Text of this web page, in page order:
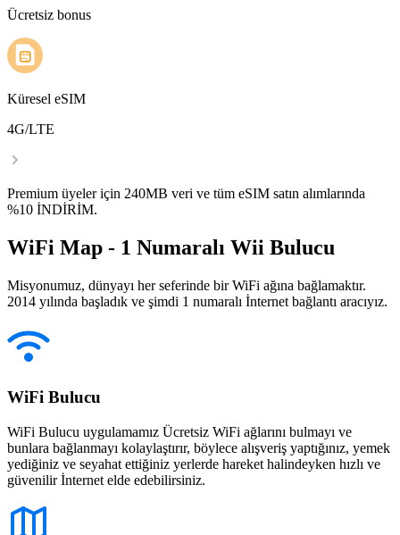
Ücretsiz bonus
Küresel eSIM
4G/LTE
Premium üyeler için 240MB veri ve tüm eSIM satın alımlarında
%10 İNDİRİM.
WiFi Map - 1 Numaralı Wii Bulucu
Misyonumuz, dünyayı her seferinde bir WiFi ağına bağlamaktır.
2014 yılında başladık ve şimdi 1 numaralı İnternet bağlantı aracıyız.
WiFi Bulucu
WiFi Bulucu uygulamamız Ücretsiz WiFi ağlarını bulmayı ve
bunlara bağlanmayı kolaylaştırır, böylece alışveriş yaptığınız, yemek
yediğiniz ve seyahat ettiğiniz yerlerde hareket halindeyken hızlı ve
güvenilir İnternet elde edebilirsiniz.